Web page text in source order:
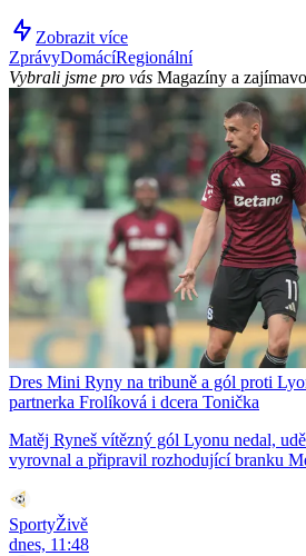
Zobrazit více
ZprávyDomácíRegionální
Vybrali jsme pro vás Magazíny a
Dres Mini Ryny na tribuně a gól proti
partnerka Frolíková i dcera Tonička
Matěj Ryneš vítězný gól Lyonu nedal,
vyrovnal a připravil rozhodující branku
SportyŽivě
dnes, 11:48